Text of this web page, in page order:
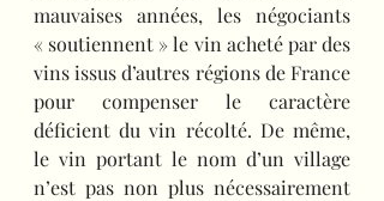
mauvaises années, les négociants
« soutiennent » le vin acheté par des
vins issus d’autres régions de France
pour compenser le caractère
déficient du vin récolté. De même,
le vin portant le nom d’un village
n’est pas non plus nécessairement